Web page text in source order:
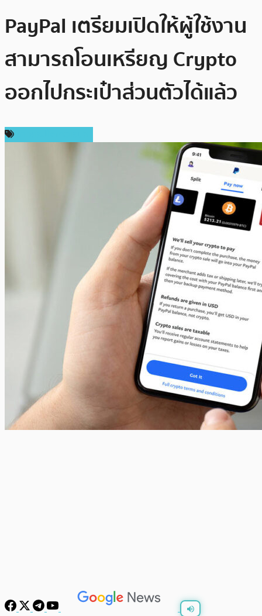
PayPal เตรียมเปิดให้ผู้ใช้งาน
สามารถโอนเหรียญ Crypto
ออกไปกระเป๋าส่วนตัวได้แล้ว